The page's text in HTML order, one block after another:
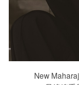
New